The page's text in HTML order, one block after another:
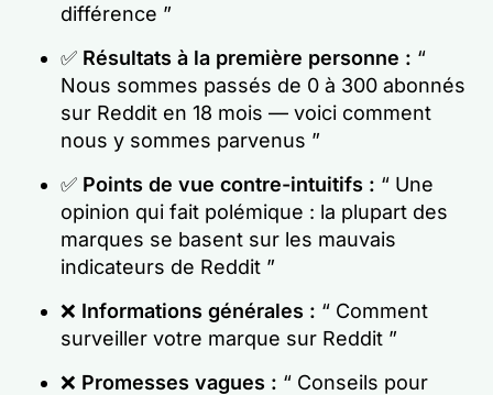
différence ”
✅ Résultats à la première personne : “
Nous sommes passés de 0 à 300 abonnés
sur Reddit en 18 mois — voici comment
nous y sommes parvenus ”
✅ Points de vue contre-intuitifs : “ Une
opinion qui fait polémique : la plupart des
marques se basent sur les mauvais
indicateurs de Reddit ”
❌ Informations générales : “ Comment
surveiller votre marque sur Reddit ”
❌ Promesses vagues : “ Conseils pour